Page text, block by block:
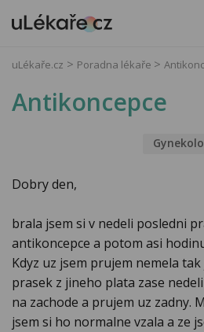
uLékaře.cz Poradna lékaře
Antikoncepce
Dobry den,
brala jsem si v nedeli posledni
antikoncepce a potom asi
Kdyz uz jsem prujem nemela
prasek z jineho plata zase
na zachode a prujem uz zadny.
jsem si ho normalne vzala a ze